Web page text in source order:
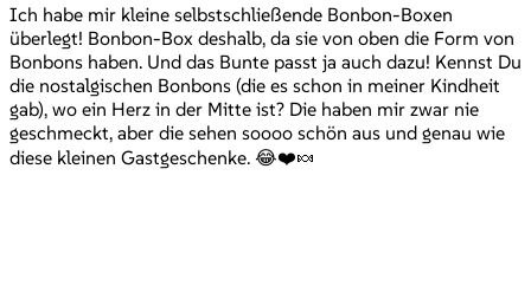
Ich habe mir kleine selbstschließende Bonbon-Boxen
überlegt! Bonbon-Box deshalb, da sie von oben die Form von
Bonbons haben. Und das Bunte passt ja auch dazu! Kennst Du
die nostalgischen Bonbons (die es schon in meiner Kindheit
gab), wo ein Herz in der Mitte ist? Die haben mir zwar nie
geschmeckt, aber die sehen soooo schön aus und genau wie
diese kleinen Gastgeschenke. 😂❤️🍬